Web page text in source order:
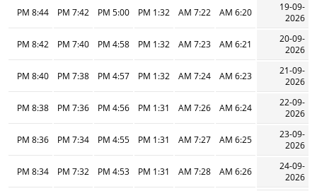
19-09-
2026
6:20 AM
7:22 AM
1:32 PM
5:00 PM
7:42 PM
8:44 PM
20-09-
2026
6:21 AM
7:23 AM
1:32 PM
4:58 PM
7:40 PM
8:42 PM
21-09-
2026
6:23 AM
7:24 AM
1:32 PM
4:57 PM
7:38 PM
8:40 PM
22-09-
2026
6:24 AM
7:26 AM
1:31 PM
4:56 PM
7:36 PM
8:38 PM
23-09-
2026
6:25 AM
7:27 AM
1:31 PM
4:55 PM
7:34 PM
8:36 PM
24-09-
2026
6:26 AM
7:28 AM
1:31 PM
4:53 PM
7:32 PM
8:34 PM